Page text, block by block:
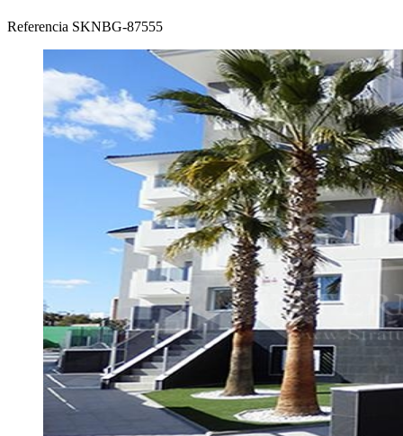
Referencia SKNBG-87555